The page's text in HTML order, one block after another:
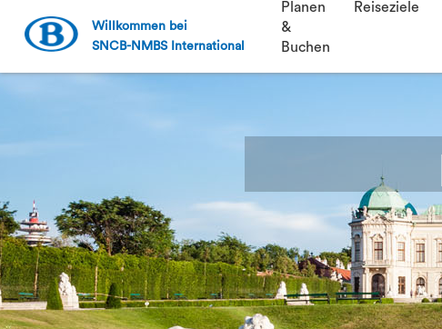
Willkommen bei
SNCB-NMBS International
Planen
&
Buchen
Reiseziele